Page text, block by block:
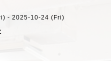
- 2025-10-24 (Fri)